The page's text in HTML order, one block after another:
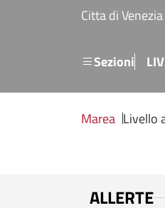
Salta al contenuto principale
Citta di Venezia
Sezioni
Marea Livello
ALLERTE